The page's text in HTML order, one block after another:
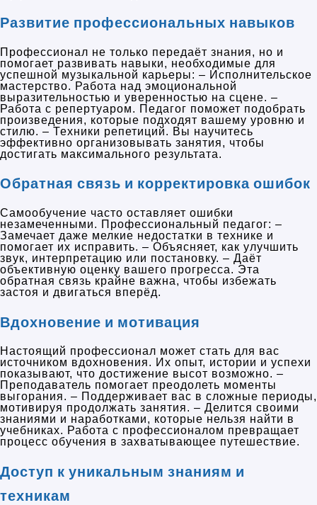
Развитие профессиональных навыков
Профессионал не только передаёт знания, но и
помогает развивать навыки, необходимые для
успешной музыкальной карьеры: – Исполнительское
мастерство. Работа над эмоциональной
выразительностью и уверенностью на сцене. –
Работа с репертуаром. Педагог поможет подобрать
произведения, которые подходят вашему уровню и
стилю. – Техники репетиций. Вы научитесь
эффективно организовывать занятия, чтобы
достигать максимального результата.
Обратная связь и корректировка ошибок
Самообучение часто оставляет ошибки
незамеченными. Профессиональный педагог: –
Замечает даже мелкие недостатки в технике и
помогает их исправить. – Объясняет, как улучшить
звук, интерпретацию или постановку. – Даёт
объективную оценку вашего прогресса. Эта
обратная связь крайне важна, чтобы избежать
застоя и двигаться вперёд.
Вдохновение и мотивация
Настоящий профессионал может стать для вас
источником вдохновения. Их опыт, истории и успехи
показывают, что достижение высот возможно. –
Преподаватель помогает преодолеть моменты
выгорания. – Поддерживает вас в сложные периоды,
мотивируя продолжать занятия. – Делится своими
знаниями и наработками, которые нельзя найти в
учебниках. Работа с профессионалом превращает
процесс обучения в захватывающее путешествие.
Доступ к уникальным знаниям и
техникам